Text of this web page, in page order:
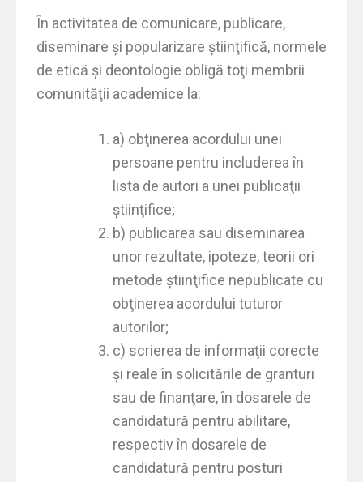
În activitatea de comunicare, publicare,
diseminare şi popularizare ştiinţifică, normele
de etică şi deontologie obligă toţi membrii
comunităţii academice la:
a) obţinerea acordului unei
persoane pentru includerea în
lista de autori a unei publicaţii
ştiinţifice;
b) publicarea sau diseminarea
unor rezultate, ipoteze, teorii ori
metode ştiinţifice nepublicate cu
obţinerea acordului tuturor
autorilor;
c) scrierea de informaţii corecte
şi reale în solicitările de granturi
sau de finanţare, în dosarele de
candidatură pentru abilitare,
respectiv în dosarele de
candidatură pentru posturi